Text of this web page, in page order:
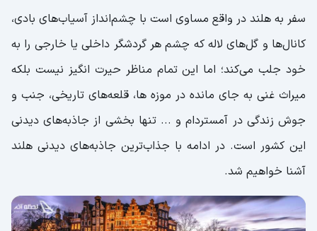
سفر به هلند در واقع مساوی است با چشم‌انداز آسیاب‌های بادی،
کانال‌ها و گل‌های لاله که چشم هر گردشگر داخلی یا خارجی را به
خود جلب می‌کند؛ اما این تمام مناظر حیرت انگیز نیست بلکه
میراث غنی به جای مانده در موزه ها، قلعه‌های تاریخی، جنب و
جوش زندگی در آمستردام و ... تنها بخشی از جاذبه‌های دیدنی
این کشور است. در ادامه با جذاب‌ترین جاذبه‌های دیدنی هلند
آشنا خواهیم شد.